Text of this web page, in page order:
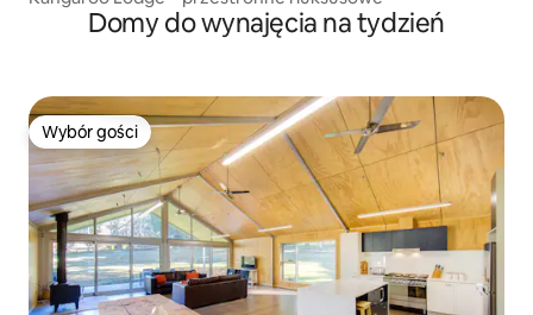
Domy do wynajęcia na tydzień
Wybór gości
Wybór gości